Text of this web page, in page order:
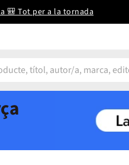
🎒 Tot per a la tornada